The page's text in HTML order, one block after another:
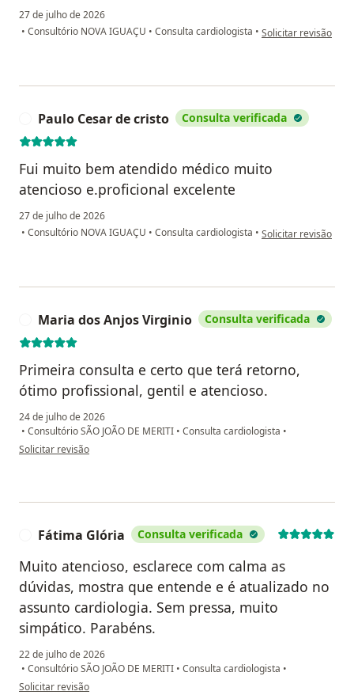
27 de julho de 2026
• Consultório NOVA IGUAÇU • Consulta cardiologista • na opinião do
Solicitar revisão
Paulo Cesar de cristo Consulta verificada
Fui muito bem atendido médico muito
atencioso e.proficional excelente
27 de julho de 2026
• Consultório NOVA IGUAÇU • Consulta cardiologista • na opinião do
Solicitar revisão
Maria dos Anjos Virginio Consulta verificada
Primeira consulta e certo que terá retorno,
ótimo profissional, gentil e atencioso.
24 de julho de 2026
• Consultório SÃO JOÃO DE MERITI • Consulta cardiologista •
na opinião do utilizador Maria dos Anjos Virginio
Solicitar revisão
Fátima Glória Consulta verificada
Muito atencioso, esclarece com calma as
dúvidas, mostra que entende e é atualizado no
assunto cardiologia. Sem pressa, muito
simpático. Parabéns.
22 de julho de 2026
• Consultório SÃO JOÃO DE MERITI • Consulta cardiologista •
na opinião do utilizador Fátima Glória
Solicitar revisão